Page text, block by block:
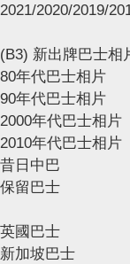
2021/2020/2019/
(B3) 新出牌巴士相
80年代巴士相片
90年代巴士相片
2000年代巴士相片
2010年代巴士相片
昔日中巴
保留巴士
英國巴士
新加坡巴士